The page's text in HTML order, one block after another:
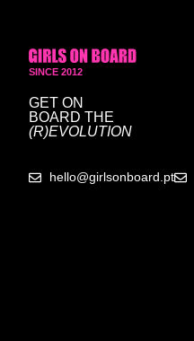
SINCE 2012
GET ON
BOARD THE
(R)EVOLUTION
hello@girlsonboard.pt